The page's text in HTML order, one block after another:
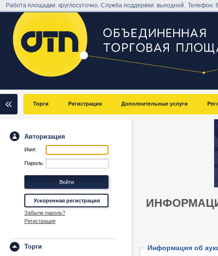
Работа площадки: круглосуточно. Служба поддержки: выходной.Телефон:
Торги Регистрация Дополнительные услуги
Авторизация
Имя:
Пароль:
Ускоренная регистрация
Забыли пароль?
Регистрация
Торги Информация об